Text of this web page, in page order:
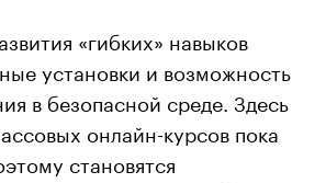
«гибких» навыков
установки и возможность
в безопасной среде. Здесь
онлайн-курсов пока
становятся